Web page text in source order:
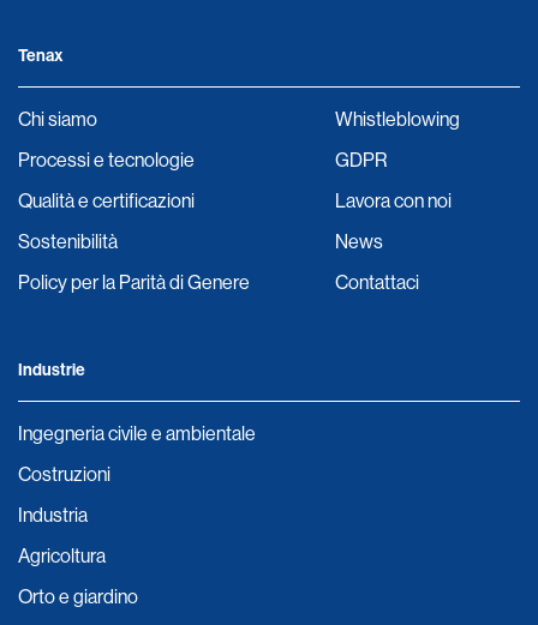
Tenax
Chi siamo
Processi e tecnologie
Qualità e certificazioni
Sostenibilità
Policy per la Parità di Genere
Whistleblowing
GDPR
Lavora con noi
News
Contattaci
Industrie
Ingegneria civile e ambientale
Costruzioni
Industria
Agricoltura
Orto e giardino